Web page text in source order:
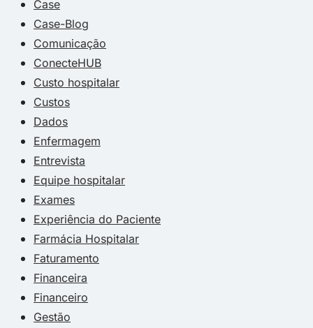
Case
Case-Blog
Comunicação
ConecteHUB
Custo hospitalar
Custos
Dados
Enfermagem
Entrevista
Equipe hospitalar
Exames
Experiência do Paciente
Farmácia Hospitalar
Faturamento
Financeira
Financeiro
Gestão